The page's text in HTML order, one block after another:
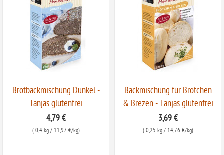
Brotbackmischung Dunkel -
Tanjas glutenfrei
4,79 €
( 0,4 kg/ 11,97 €/kg)
Backmischung für Brötchen
& Brezen - Tanjas glutenfrei
3,69 €
( 0,25 kg/ 14,76 €/kg)